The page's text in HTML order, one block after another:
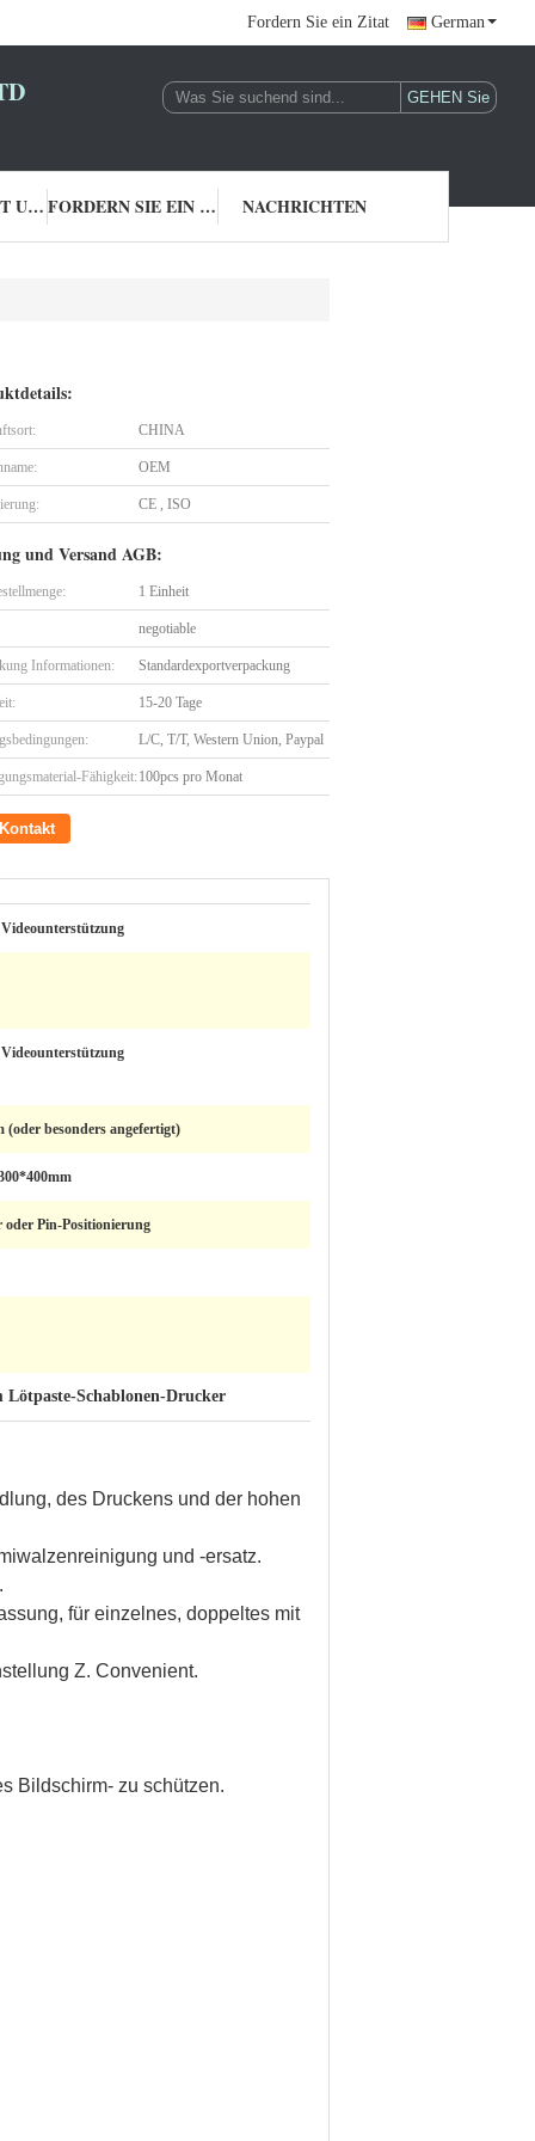
Fordern Sie ein Zitat German
TRETEN SIE MIT UNS IN VERBINDUNG FORDERN SIE EIN ZITAT NACHRICHTEN
CHINA
OEM
CE , ISO
und Versand AGB:
1 Einheit
negotiable
Informationen: Standardexportverpackung
15-20 Tage
L/C, T/T, Western Union, Paypal
Fähigkeit: 100pcs pro Monat
Kontakt
Videounterstützung
Videounterstützung
(oder besonders angefertigt)
oder Pin-Positionierung
Lötpaste-Schablonen-Drucker
des Druckens und der hohen
und -ersatz.
für einzelnes, doppeltes mit
Z. Convenient.
Bildschirm- zu schützen.